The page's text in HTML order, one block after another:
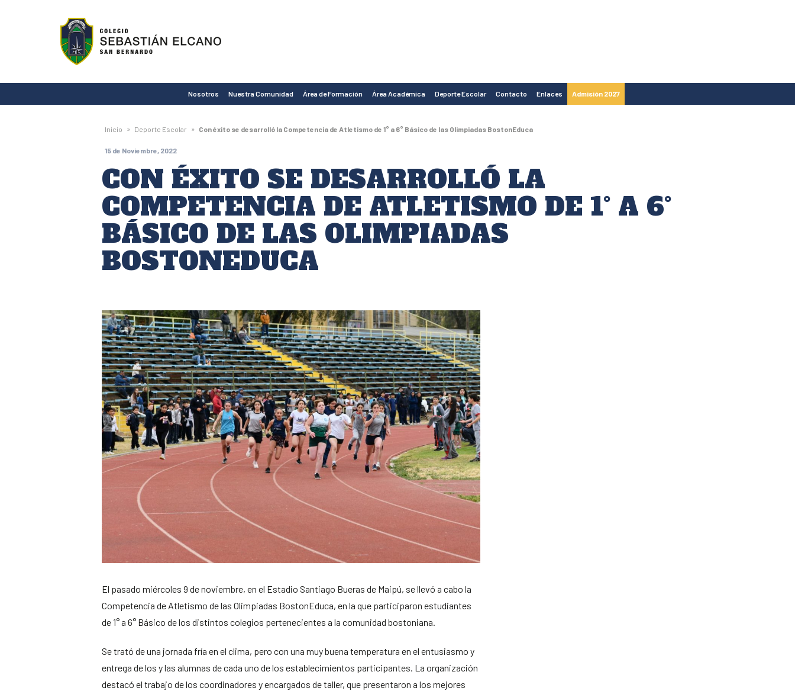
Colegio
Sebastián
Elcano
de
San
Bernardo
Nosotros Nuestra Comunidad Área de Formación Área Académica Deporte Escolar Contacto Enlaces Admisión 2027
Inicio » Deporte Escolar » Con éxito se desarrolló la Competencia de Atletismo de 1° a 6° Básico de las Olimpiadas BostonEduca
15 de Noviembre, 2022
CON ÉXITO SE DESARROLLÓ LA
COMPETENCIA DE ATLETISMO DE 1° A 6°
BÁSICO DE LAS OLIMPIADAS
BOSTONEDUCA
El pasado miércoles 9 de noviembre, en el Estadio Santiago Bueras de Maipú, se llevó a cabo la
Competencia de Atletismo de las Olimpiadas BostonEduca, en la que participaron estudiantes
de 1° a 6° Básico de los distintos colegios pertenecientes a la comunidad bostoniana.
Se trató de una jornada fría en el clima, pero con una muy buena temperatura en el entusiasmo y
entrega de los y las alumnas de cada uno de los establecimientos participantes. La organización
destacó el trabajo de los coordinadores y encargados de taller, que presentaron a los mejores